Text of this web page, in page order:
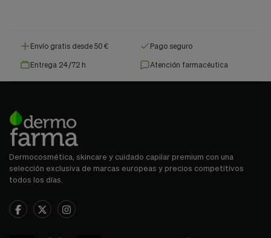
Envío gratis desde 50 € Pago seguro
Entrega 24/72 h Atención farmacéutica
Dermocosmética, skincare y cuidado capilar premium con una
selección exclusiva de marcas europeas y precios competitivos
todos los días.